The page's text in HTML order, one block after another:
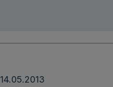
14.05.2013